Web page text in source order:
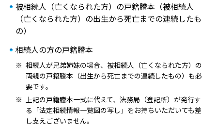
被相続人（亡くなられた方）の戸籍謄本（被相続人
（亡くなられた方）の出生から死亡までの連続したも
の）
相続人の方の戸籍謄本
相続人が兄弟姉妹の場合、被相続人（亡くなられた方）の
両親の戸籍謄本（出生から死亡までの連続したもの）も必
要です。
上記の戸籍謄本一式に代えて、法務局（登記所）が発行す
る「法定相続情報一覧図の写し」をお持ちいただいても差
し支えございません。